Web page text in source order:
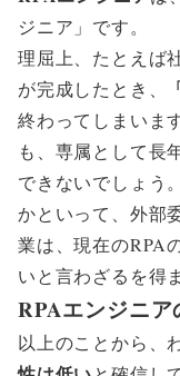
ジニア」です。
理屈上、たとえば
が完成したとき、
終わってしまいま
も、専属として長
できないでしょう。
かといって、外部
業は、現在のRPA
いと言わざるを得
RPAエンジニア
以上のことから、